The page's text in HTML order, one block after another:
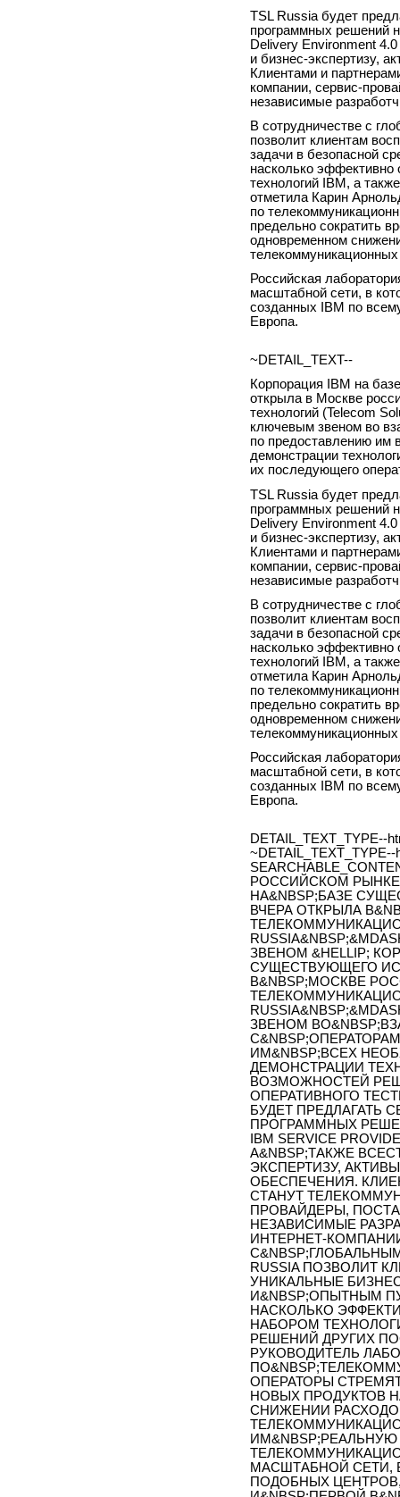
TSL Russia будет
программных решений
Delivery Environment
и бизнес-экспертизу,
Клиентами и
компании, сервис-
независимые
В сотрудничестве с
позволит клиентам
задачи в безопасной
насколько
технологий IBM, а
отметила Карин
по
предельно сократить
одновременном
Российская
масштабной сети, в
созданных IBM по
Европа.
~DETAIL_TEXT--
Корпорация IBM на
открыла в Москве
технологий (Telecom
ключевым звеном во
по предоставлению им
демонстрации
их последующего
TSL Russia будет
программных решений
Delivery Environment
и бизнес-экспертизу,
Клиентами и
компании, сервис-
независимые
В сотрудничестве с
позволит клиентам
задачи в безопасной
насколько
технологий IBM, а
отметила Карин
по
предельно сократить
одновременном
Российская
масштабной сети, в
созданных IBM по
Европа.
DETAIL_TEXT_TYPE--
~DETAIL_TEXT_TYPE--
РОССИЙСКОМ
НА&NBSP;БАЗЕ
ВЧЕРА ОТКРЫЛА
ЗВЕНОМ &HELLIP;
СУЩЕСТВУЮЩЕГО
В&NBSP;МОСКВЕ
ЗВЕНОМ
ИМ&NBSP;ВСЕХ
ДЕМОНСТРАЦИИ
ВОЗМОЖНОСТЕЙ
ОПЕРАТИВНОГО
БУДЕТ ПРЕДЛАГАТЬ
ПРОГРАММНЫХ
IBM SERVICE
А&NBSP;ТАКЖЕ
ЭКСПЕРТИЗУ,
ОБЕСПЕЧЕНИЯ.
СТАНУТ
ПРОВАЙДЕРЫ,
НЕЗАВИСИМЫЕ
ИНТЕРНЕТ-
RUSSIA ПОЗВОЛИТ
УНИКАЛЬНЫЕ
И&NBSP;ОПЫТНЫМ
НАСКОЛЬКО
НАБОРОМ
РЕШЕНИЙ ДРУГИХ
РУКОВОДИТЕЛЬ
ОПЕРАТОРЫ
НОВЫХ ПРОДУКТОВ
СНИЖЕНИИ
МАСШТАБНОЙ СЕТИ,
ПОДОБНЫХ